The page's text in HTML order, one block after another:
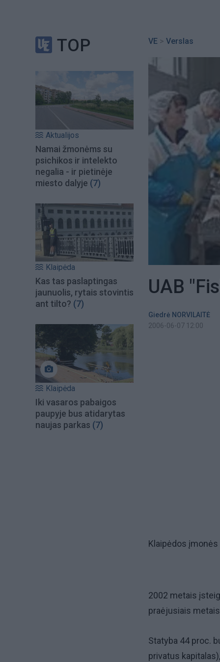
TOP
Aktualijos
Namai žmonėms su
psichikos ir intelekto
negalia - ir pietinėje
miesto dalyje (7)
Klaipėda
Kas tas paslaptingas
jaunuolis, rytais stovintis
ant tilto? (7)
Klaipėda
Iki vasaros pabaigos
paupyje bus atidarytas
naujas parkas (7)
VE > Verslas
UAB
Giedrė NORVILAITĖ
2006-06-07 12:00
Klaipėdos įmonės
2002 metais
praėjusiais
Statyba 44 proc.
privatus